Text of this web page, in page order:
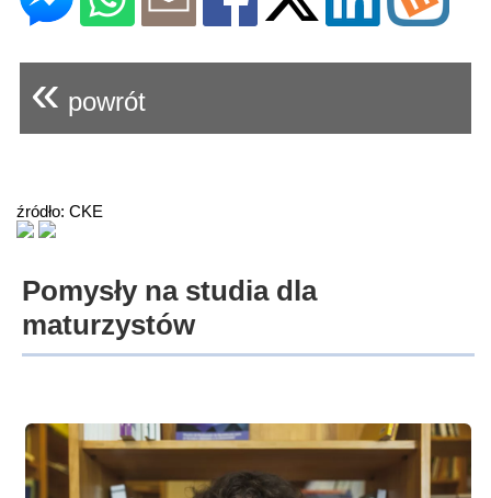
« powrót
źródło: CKE
Pomysły na studia dla
maturzystów